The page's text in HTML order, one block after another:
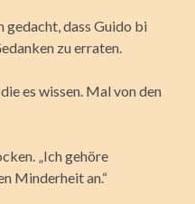
gedacht, dass Guido bi
zu erraten.
es wissen. Mal von den
„Ich gehöre
Minderheit an.“